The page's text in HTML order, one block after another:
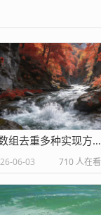
js数组去重多种实现方法
06-03 710 人在看